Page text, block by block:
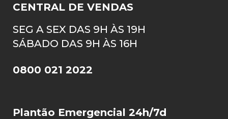
CENTRAL DE VENDAS
SEG A SEX DAS 9H ÀS 19H
SÁBADO DAS 9H ÀS 16H
0800 021 2022
Plantão Emergencial 24h/7d